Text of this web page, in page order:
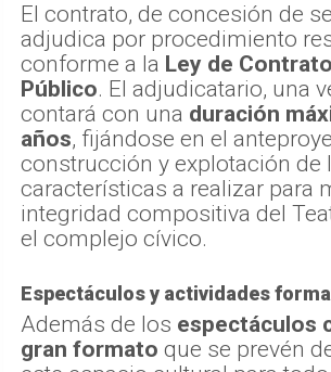
El contrato, de concesión de
adjudica por procedimiento
conforme a la Ley de
Público. El adjudicatario, una
contará con una duración
años, fijándose en el
construcción y explotación de
características a realizar para
integridad compositiva del
el complejo cívico.
Espectáculos y actividades
Además de los espectáculos
gran formato que se prevén